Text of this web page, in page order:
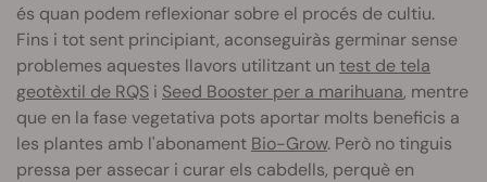
és quan podem reflexionar sobre el procés de cultiu.
Fins i tot sent principiant, aconseguiràs germinar sense
problemes aquestes llavors utilitzant un test de tela
geotèxtil de RQS i Seed Booster per a marihuana, mentre
que en la fase vegetativa pots aportar molts beneficis a
les plantes amb l'abonament Bio-Grow. Però no tinguis
pressa per assecar i curar els cabdells, perquè en